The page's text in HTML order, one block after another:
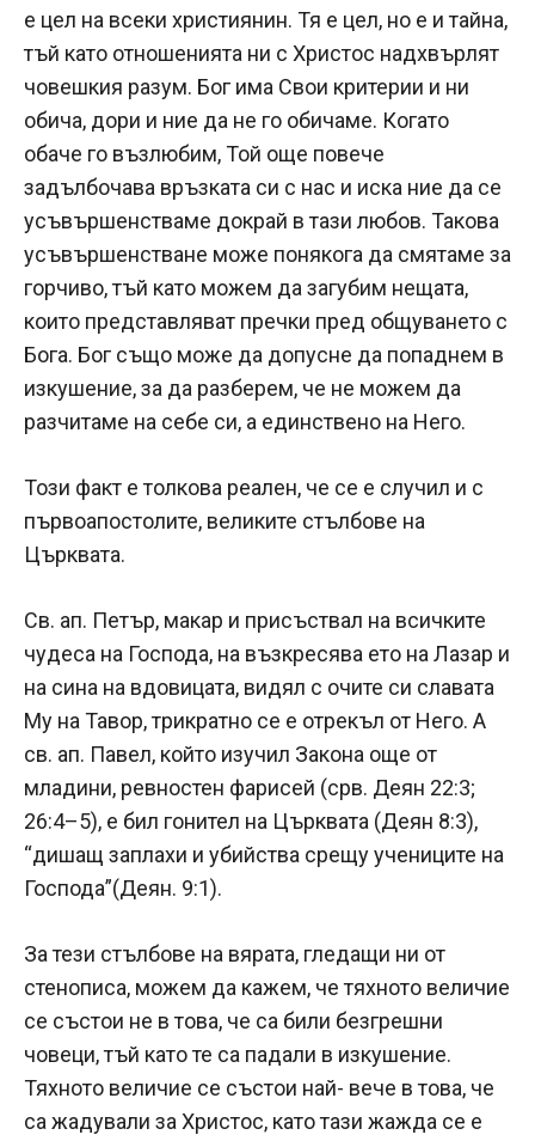
е цел на всеки християнин. Тя е цел, но е и тайна,
тъй като отношенията ни с Христос надхвърлят
човешкия разум. Бог има Свои критерии и ни
обича, дори и ние да не го обичаме. Когато
обаче го възлюбим, Той още повече
задълбочава връзката си с нас и иска ние да се
усъвършенстваме докрай в тази любов. Такова
усъвършенстване може понякога да смятаме за
горчиво, тъй като можем да загубим нещата,
които представляват пречки пред общуването с
Бога. Бог също може да допусне да попаднем в
изкушение, за да разберем, че не можем да
разчитаме на себе си, а единствено на Него.
Този факт е толкова реален, че се е случил и с
първоапостолите, великите стълбове на
Църквата.
Св. ап. Петър, макар и присъствал на всичките
чудеса на Господа, на възкресява ето на Лазар и
на сина на вдовицата, видял с очите си славата
Му на Тавор, трикратно се е отрекъл от Него. А
св. ап. Павел, който изучил Закона още от
младини, ревностен фарисей (срв. Деян 22:3;
26:4–5), е бил гонител на Църквата (Деян 8:3),
“дишащ заплахи и убийства срещу учениците на
Господа”(Деян. 9:1).
За тези стълбове на вярата, гледащи ни от
стенописа, можем да кажем, че тяхното величие
се състои не в това, че са били безгрешни
човеци, тъй като те са падали в изкушение.
Тяхното величие се състои най- вече в това, че
са жадували за Христос, като тази жажда се е